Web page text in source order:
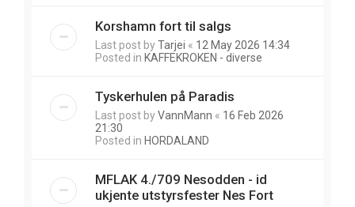
Korshamn fort til salgs
Last post byTarjei « 12 May 2026 14:34
Posted in KAFFEKROKEN - diverse
Tyskerhulen på Paradis
Last post byVannMann « 16 Feb 2026
21:30
Posted in HORDALAND
MFLAK 4./709 Nesodden - id
ukjente utstyrsfester Nes Fort